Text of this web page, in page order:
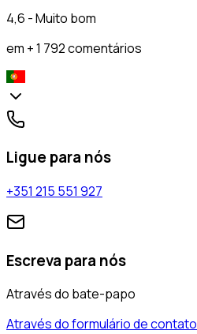
4,6 - Muito bom
em + 1 792 comentários
Ligue para nós
+351 215 551 927
Escreva para nós
Através do bate-papo
Através do formulário de contato